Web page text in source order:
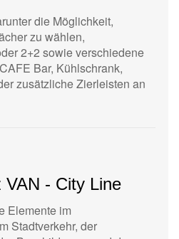
die Möglichkeit,
zu wählen,
2+2 sowie verschiedene
Bar, Kühlschrank,
zusätzliche Zierleisten an
VAN - City Line
Elemente im
Stadtverkehr, der